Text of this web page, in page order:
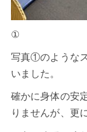
①
写真①のような
いました。
確かに身体の安
りませんが、更